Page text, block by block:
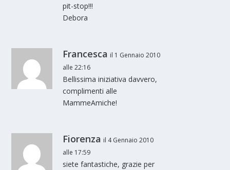
pit-stop!!!
Debora
Francesca il 1 Gennaio 2010
alle 22:16
Bellissima iniziativa davvero,
complimenti alle
MammeAmiche!
Fiorenza il 4 Gennaio 2010
alle 17:59
siete fantastiche, grazie per